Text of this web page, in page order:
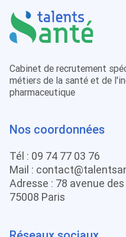
Cabinet de recrutement
métiers de la santé et de
pharmaceutique
Nos coordonnées
Tél : 09 74 77 03 76
Mail :
Adresse : 78 avenue
75008 Paris